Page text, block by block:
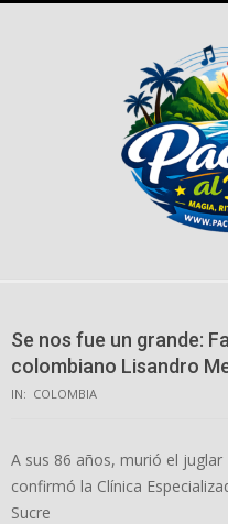
Se nos fue un grande:
colombiano Lisandro
IN: COLOMBIA
A sus 86 años, murió el
confirmó la Clínica
Sucre